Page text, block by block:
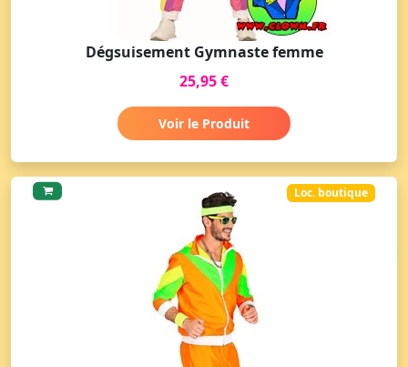
Dégsuisement Gymnaste femme
25,95 €
Voir le Produit
Loc. boutique